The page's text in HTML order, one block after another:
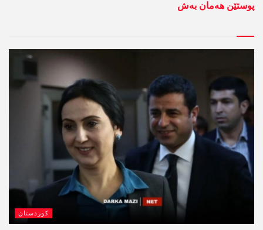
پوستێن ھەمان بەش
کوردستان